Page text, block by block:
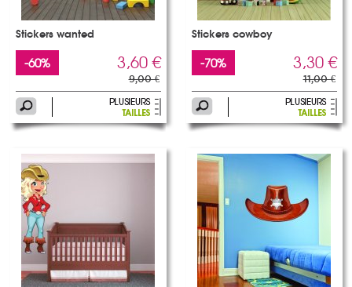
Stickers wanted
-60% 3,60 €
9,00 €
Stickers cowboy
-70% 3,30 €
11,00 €